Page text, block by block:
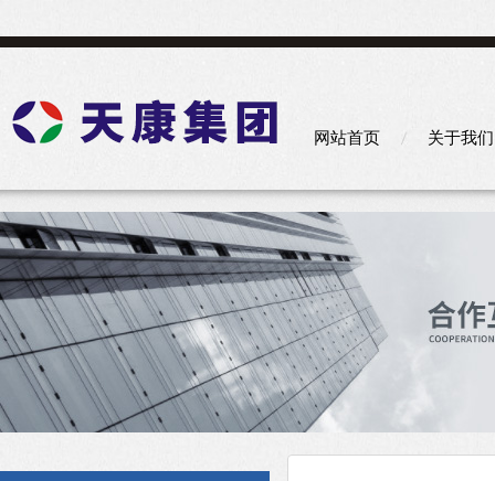
网站首页 关于我们